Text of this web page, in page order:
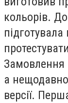
кольорів.
Замовлення
а нещодавно
версії.